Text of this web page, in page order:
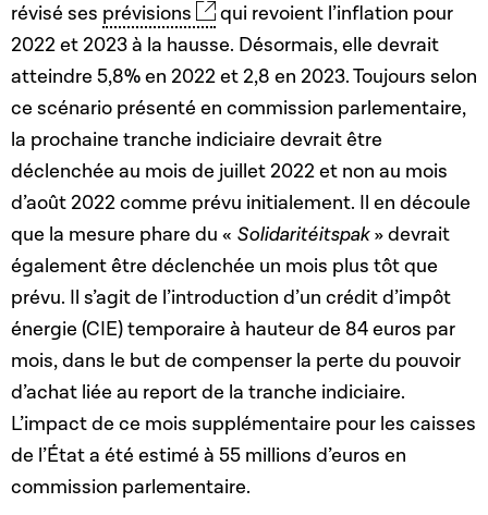
révisé ses prévisions
qui revoient l’inflation pour
2022 et 2023 à la hausse. Désormais, elle devrait
atteindre 5,8% en 2022 et 2,8 en 2023. Toujours selon
ce scénario présenté en commission parlementaire,
la prochaine tranche indiciaire devrait être
déclenchée au mois de juillet 2022 et non au mois
d’août 2022 comme prévu initialement. Il en découle
que la mesure phare du « Solidaritéitspak» devrait
également être déclenchée un mois plus tôt que
prévu. Il s’agit de l’introduction d’un crédit d’impôt
énergie (CIE) temporaire à hauteur de 84 euros par
mois, dans le but de compenser la perte du pouvoir
d’achat liée au report de la tranche indiciaire.
L’impact de ce mois supplémentaire pour les caisses
de l’État a été estimé à 55 millions d’euros en
commission parlementaire.